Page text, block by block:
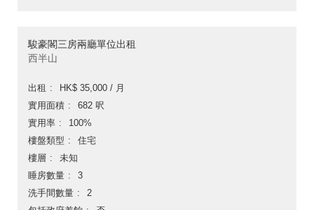
駿豪閣三房兩廳單位出租
西半山
出租
HK$ 35,000 / 月
實用面積
682 呎
實用率
100%
樓盤類型
住宅
樓層
未知
睡房數量
3
洗手間數量
2